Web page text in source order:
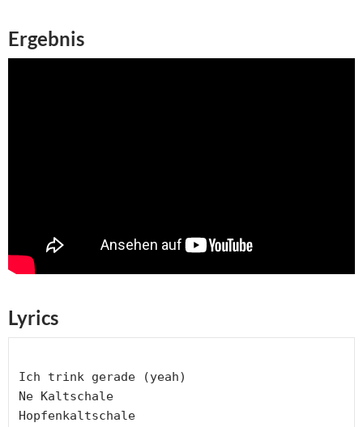
Ergebnis
Lyrics
Ich trink gerade (yeah)
Ne Kaltschale
Hopfenkaltschale